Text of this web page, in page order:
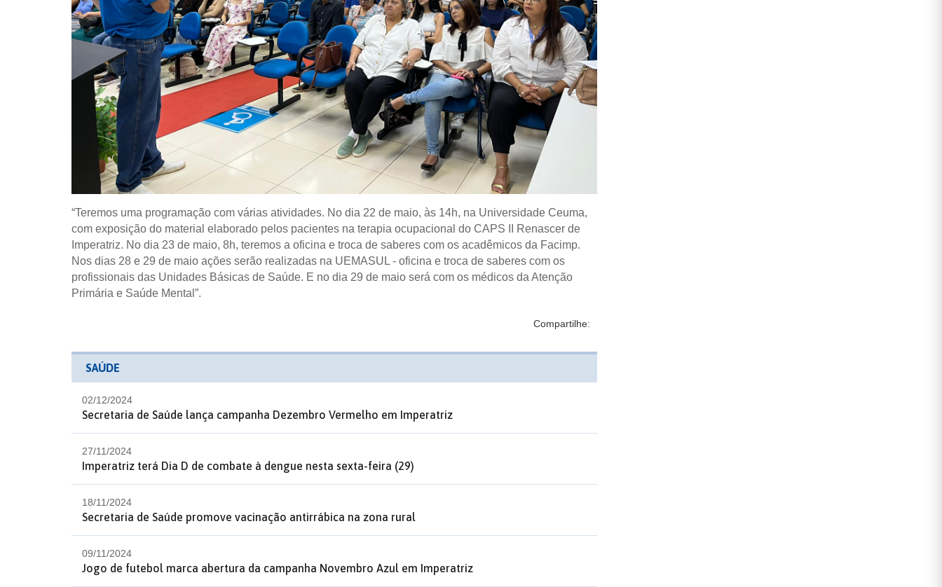
“Teremos uma programação com várias atividades. No dia 22 de maio, às 14h, na Universidade Ceuma,
com exposição do material elaborado pelos pacientes na terapia ocupacional do CAPS II Renascer de
Imperatriz. No dia 23 de maio, 8h, teremos a oficina e troca de saberes com os acadêmicos da Facimp.
Nos dias 28 e 29 de maio ações serão realizadas na UEMASUL - oficina e troca de saberes com os
profissionais das Unidades Básicas de Saúde. E no dia 29 de maio será com os médicos da Atenção
Primária e Saúde Mental”.
Compartilhe:
SAÚDE
02/12/2024
Secretaria de Saúde lança campanha Dezembro Vermelho em Imperatriz
27/11/2024
Imperatriz terá Dia D de combate à dengue nesta sexta-feira (29)
18/11/2024
Secretaria de Saúde promove vacinação antirrábica na zona rural
09/11/2024
Jogo de futebol marca abertura da campanha Novembro Azul em Imperatriz